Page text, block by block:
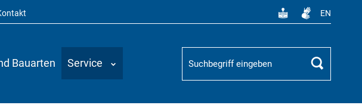
EN
Bauarten Service
Suchbegriff
Suchen